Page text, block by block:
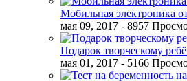
Мобильная электроника
мая 09, 2017 - 8957
Подарок творческому
мая 01, 2017 - 5166